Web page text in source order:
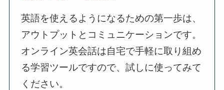
英語を使えるようになるための第一歩は、
アウトプットとコミュニケーションです。
オンライン英会話は自宅で手軽に取り組め
る学習ツールですので、試しに使ってみて
ください。